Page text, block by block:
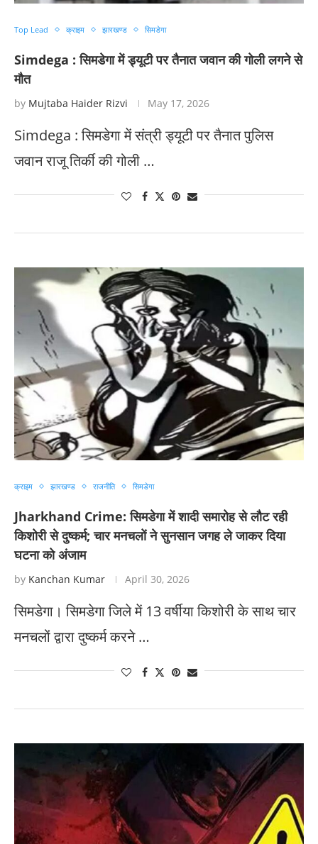
Top Lead क्राइम झारखण्ड सिमडेगा
Simdega : सिमडेगा में ड्यूटी पर तैनात जवान की गोली लगने से
मौत
by Mujtaba Haider Rizvi May 17, 2026
Simdega : सिमडेगा में संत्री ड्यूटी पर तैनात पुलिस
जवान राजू तिर्की की गोली …
क्राइम झारखण्ड राजनीति सिमडेगा
Jharkhand Crime: सिमडेगा में शादी समारोह से लौट रही
किशोरी से दुष्कर्म; चार मनचलों ने सुनसान जगह ले जाकर दिया
घटना को अंजाम
by Kanchan Kumar April 30, 2026
सिमडेगा। सिमडेगा जिले में 13 वर्षीया किशोरी के साथ चार
मनचलों द्वारा दुष्कर्म करने …